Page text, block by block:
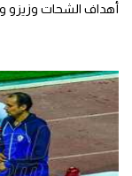
أهداف الشحات وزيزو